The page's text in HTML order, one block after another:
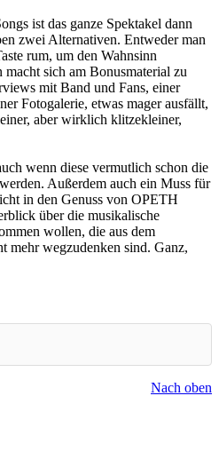
ist das ganze Spektakel dann
zwei Alternativen. Entweder man
rum, um den Wahnsinn
sich am Bonusmaterial zu
mit Band und Fans, einer
Fotogalerie, etwas mager ausfällt,
aber wirklich klitzekleiner,
wenn diese vermutlich schon die
Außerdem auch ein Muss für
in den Genuss von OPETH
über die musikalische
wollen, die aus dem
mehr wegzudenken sind. Ganz,
Nach oben